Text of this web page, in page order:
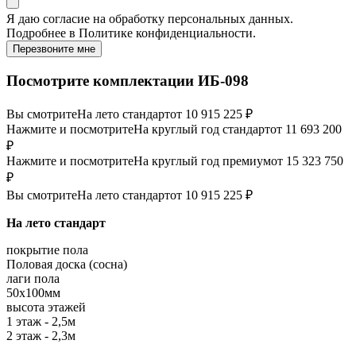
Я даю согласие на обработку персональных данных.
Подробнее в Политике конфиденциальности.
Перезвоните мне
Посмотрите комплектации ИБ-098
Вы смотритеНа лето стандартот 10 915 225 ₽
Нажмите и посмотритеНа круглый год стандартот 11 693 200
₽
Нажмите и посмотритеНа круглый год премиумот 15 323 750
₽
Вы смотритеНа лето стандартот 10 915 225 ₽
На лето стандарт
покрытие пола
Половая доска (сосна)
лаги пола
50х100мм
высота этажей
1 этаж - 2,5м
2 этаж - 2,3м